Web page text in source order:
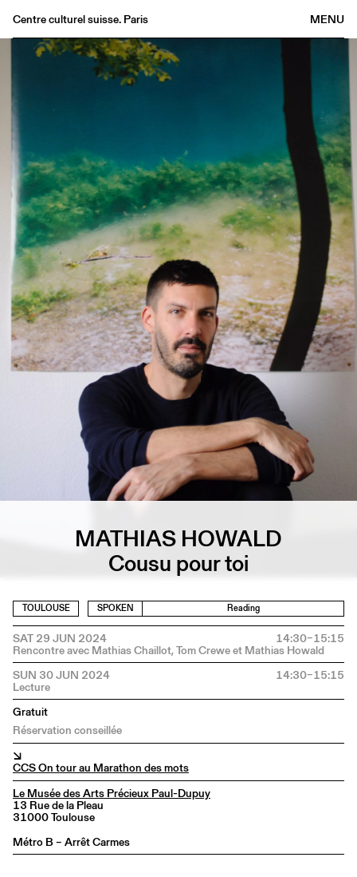
MENU
Centre culturel suisse. Paris
Agenda
Medias
Publications
About
FR/EN
MATHIAS HOWALD
Cousu pour toi
TOULOUSE SPOKEN Reading
SAT 29 JUN 2024 14:30–15:15
SUN 30 JUN 2024 14:30–15:15
Gratuit
Réservation conseillée
↘
CCS On tour au Marathon des mots
Le Musée des Arts Précieux Paul-Dupuy
13 Rue de la Pleau
31000 Toulouse
Métro B – Arrêt Carmes